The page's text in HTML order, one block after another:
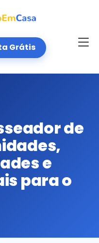
Grátis
de
e
para o